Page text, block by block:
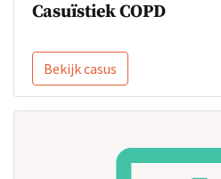
Casuïstiek COPD
Bekijk casus